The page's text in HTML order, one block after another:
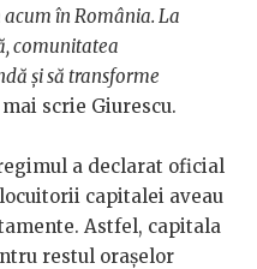
în România. La
comunitatea
și să transforme
mai scrie Giurescu.
a declarat oficial
capitalei aveau
Astfel, capitala
restul orașelor